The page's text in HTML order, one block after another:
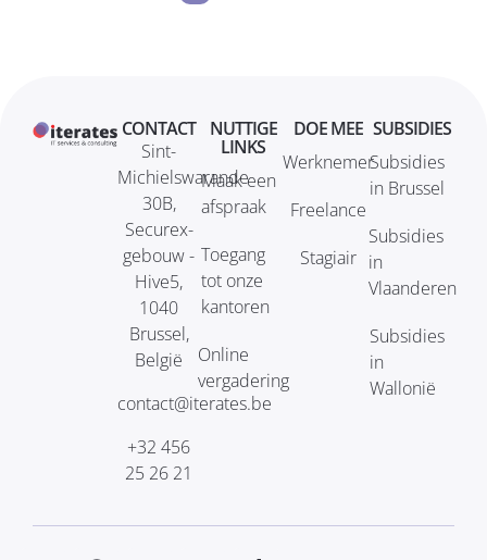
CONTACT
Sint-
Michielswarande
30B,
Securex-
gebouw -
Hive5,
1040
Brussel,
België
contact@iterates.be
+32 456
25 26 21
NUTTIGE
LINKS
Maak een
afspraak
Toegang
tot onze
kantoren
Online
vergadering
DOE MEE
Werknemer
Freelance
Stagiair
SUBSIDIES
Subsidies
in Brussel
Subsidies
in
Vlaanderen
Subsidies
in
Wallonië